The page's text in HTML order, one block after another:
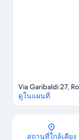
Via Garibaldi 27,
ดูในแผนที่
สถานที่ใกล้เคียง